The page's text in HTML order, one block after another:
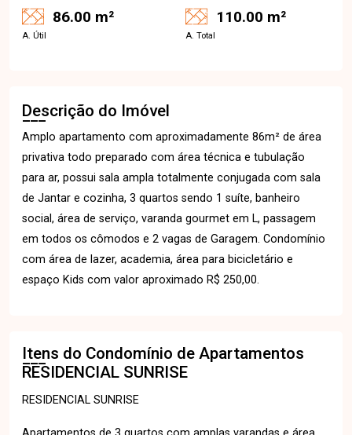
86.00 m²
A. Útil
110.00 m²
A. Total
Descrição do Imóvel
Amplo apartamento com aproximadamente 86m² de área
privativa todo preparado com área técnica e tubulação
para ar, possui sala ampla totalmente conjugada com sala
de Jantar e cozinha, 3 quartos sendo 1 suíte, banheiro
social, área de serviço, varanda gourmet em L, passagem
em todos os cômodos e 2 vagas de Garagem. Condomínio
com área de lazer, academia, área para bicicletário e
espaço Kids com valor aproximado R$ 250,00.
Itens do Condomínio de Apartamentos
RESIDENCIAL SUNRISE
RESIDENCIAL SUNRISE